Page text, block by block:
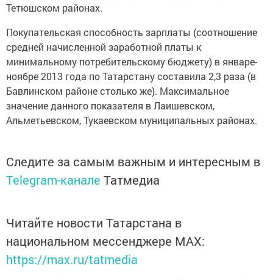
Тетюшском районах.
Покупательская способность зарплаты (соотношение
средней начисленной заработной платы к
минимальному потребительскому бюджету) в январе-
ноябре 2013 года по Татарстану составила 2,3 раза (в
Бавлинском районе столько же). Максимальное
значение данного показателя в Лаишевском,
Альметьевском, Тукаевском муниципальных районах.
Следите за самым важным и интересным в
Telegram-канале Татмедиа
Читайте новости Татарстана в
национальном мессенджере MАХ:
https://max.ru/tatmedia